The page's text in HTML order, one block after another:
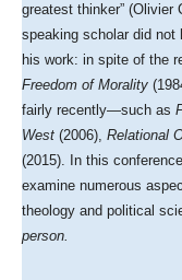
greatest thinker” (Olivier
speaking scholar did
his work: in spite of the
Freedom of Morality
fairly recently—such as
West (2006), Relational
(2015). In this
examine numerous
theology and political
person.